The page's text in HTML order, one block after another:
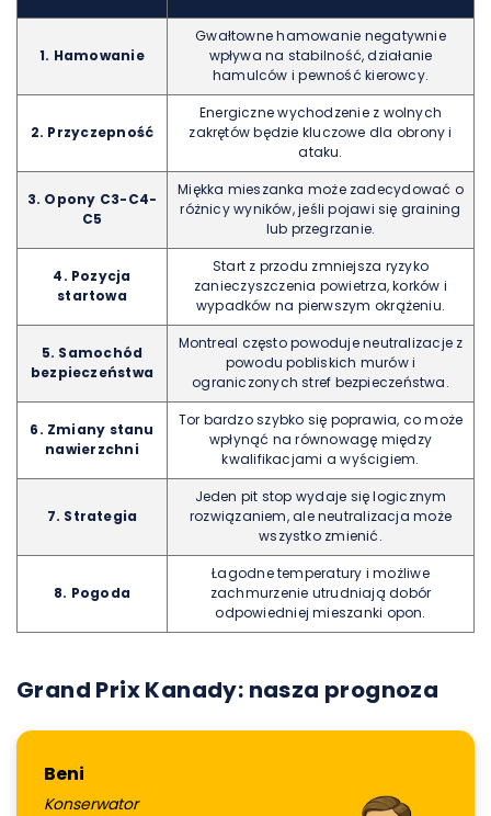
1. Hamowanie
Gwałtowne hamowanie negatywnie
wpływa na stabilność, działanie
hamulców i pewność kierowcy.
2. Przyczepność
Energiczne wychodzenie z wolnych
zakrętów będzie kluczowe dla obrony i
ataku.
3. Opony C3-C4-
C5
Miękka mieszanka może zadecydować o
różnicy wyników, jeśli pojawi się graining
lub przegrzanie.
4. Pozycja
startowa
Start z przodu zmniejsza ryzyko
zanieczyszczenia powietrza, korków i
wypadków na pierwszym okrążeniu.
5. Samochód
bezpieczeństwa
Montreal często powoduje neutralizacje z
powodu pobliskich murów i
ograniczonych stref bezpieczeństwa.
6. Zmiany stanu
nawierzchni
Tor bardzo szybko się poprawia, co może
wpłynąć na równowagę między
kwalifikacjami a wyścigiem.
7. Strategia
Jeden pit stop wydaje się logicznym
rozwiązaniem, ale neutralizacja może
wszystko zmienić.
8. Pogoda
Łagodne temperatury i możliwe
zachmurzenie utrudniają dobór
odpowiedniej mieszanki opon.
Grand Prix Kanady: nasza prognoza
Beni
Konserwator